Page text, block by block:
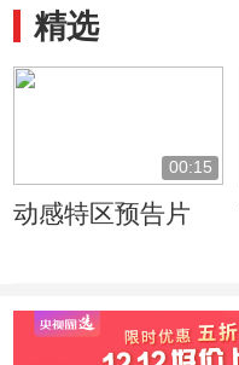
精选
00:15
动感特区预告片